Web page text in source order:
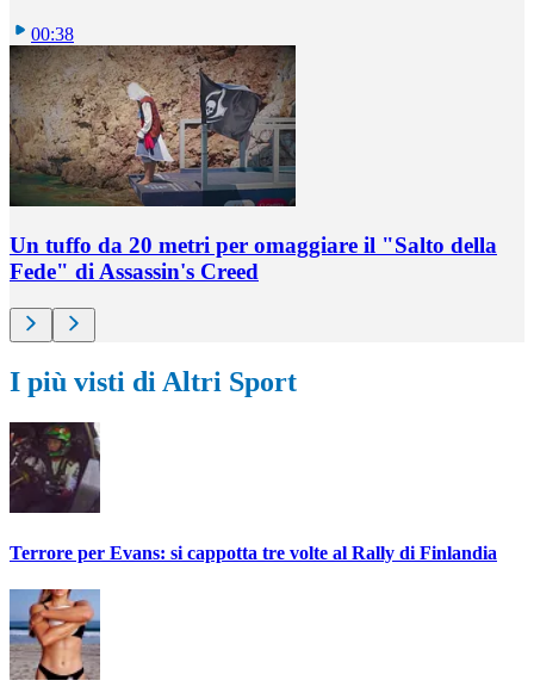
00:38
Un tuffo da 20 metri per omaggiare il "Salto della
Fede" di Assassin's Creed
I più visti di Altri Sport
Terrore per Evans: si cappotta tre volte al Rally di Finlandia